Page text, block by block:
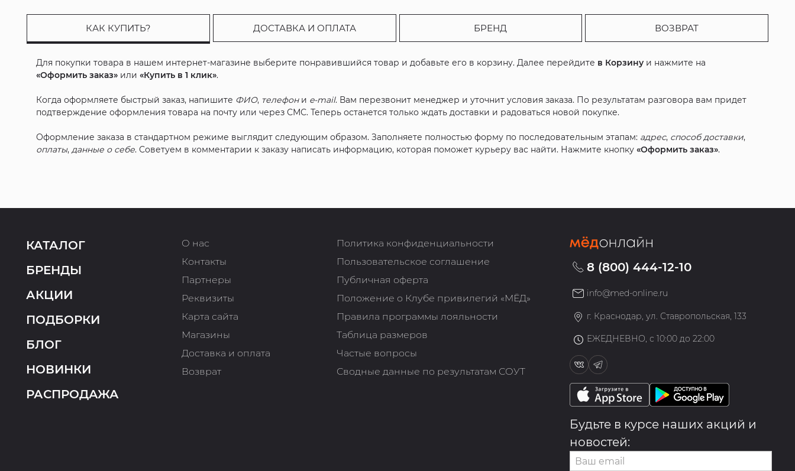
КАК КУПИТЬ? ДОСТАВКА И ОПЛАТА БРЕНД ВОЗВРАТ
Для покупки товара в нашем интернет-магазине выберите понравившийся товар и добавьте его в корзину. Далее перейдите в Корзину и нажмите на
«Оформить заказ» или«Купить в 1 клик».
Когда оформляете быстрый заказ, напишите ФИО, телефони e-mail. Вам перезвонит менеджер и уточнит условия заказа. По результатам разговора вам придет
подтверждение оформления товара на почту или через СМС. Теперь останется только ждать доставки и радоваться новой покупке.
Оформление заказа в стандартном режиме выглядит следующим образом. Заполняете полностью форму по последовательным этапам: адрес, способ доставки,
оплаты,данные о себе. Советуем в комментарии к заказу написать информацию, которая поможет курьеру вас найти. Нажмите кнопку«Оформить заказ».
КАТАЛОГ
БРЕНДЫ
АКЦИИ
ПОДБОРКИ
БЛОГ
НОВИНКИ
РАСПРОДАЖА
О нас
Контакты
Партнеры
Реквизиты
Карта сайта
Магазины
Доставка и оплата
Возврат
Политика конфиденциальности
Пользовательское соглашение
Публичная оферта
Положение о Клубе привилегий «МЁД»
Правила программы лояльности
Таблица размеров
Частые вопросы
Сводные данные по результатам СОУТ
8 (800) 444-12-10
info@med-online.ru
г. Краснодар, ул. Ставропольская, 133
ЕЖЕДНЕВНО, с 10:00 до 22:00
Будьте в курсе наших акций и
новостей: